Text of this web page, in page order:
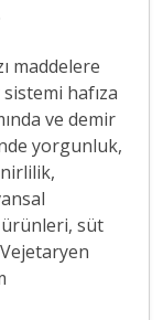
maddelere
hafıza
ve demir
yorgunluk,
süt